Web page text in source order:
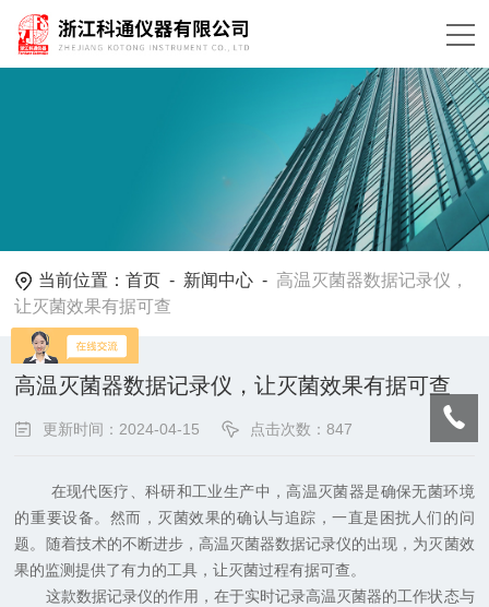
当前位置：首页 - 新闻中心 -高温灭菌器数据记录仪，
让灭菌效果有据可查
高温灭菌器数据记录仪，让灭菌效果有据可查
更新时间：2024-04-15 点击次数：847
在现代医疗、科研和工业生产中，高温灭菌器是确保无菌环境
的重要设备。然而，灭菌效果的确认与追踪，一直是困扰人们的问
题。随着技术的不断进步，高温灭菌器数据记录仪的出现，为灭菌效
果的监测提供了有力的工具，让灭菌过程有据可查。
这款数据记录仪的作用，在于实时记录高温灭菌器的工作状态与